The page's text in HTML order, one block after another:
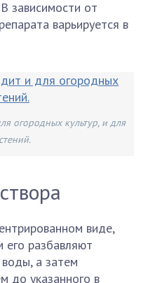
зависимости от
варьируется в
огородных культур, и для
виде,
его разбавляют
а затем
до указанного в